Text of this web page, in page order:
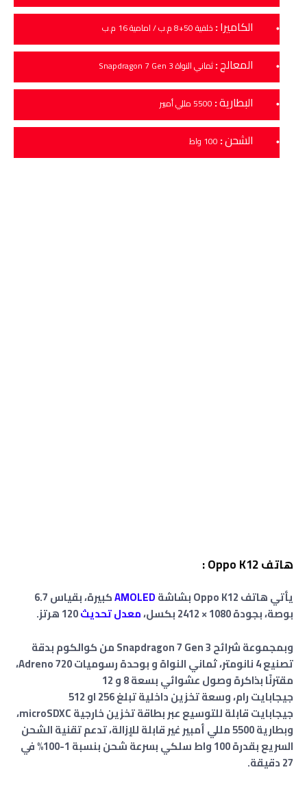
الكاميرا: خلفية 50+8 م.ب / امامية 16 م.ب
المعالج:ثماني النواة Snapdragon 7 Gen 3
البطارية: 5500 مللي أمبير
الشحن: 100 واط
هاتف Oppo K12 :
يأتي هاتف Oppo K12 بشاشة AMOLED
كبيرة، بقياس 6.7
بوصة، بجودة 1080 × 2412 بكسل،
معدل تحديث
وبمجموعة شرائح Snapdragon 7 Gen 3 من كوالكوم بدقة
تصنيع 4 نانومتر، ثماني النواة و بوحدة رسوميات Adreno 720،
مقترنًا بذاكرة وصول عشوائي بسعة 8 و 12
جيجابايترام،وسعة تخزين داخلية تبلغ
256 او 512
جيجابايت
قابلة للتوسيع عبر بطاقة تخزين خارجية microSDXC،
وبطارية 5500 مللي أمبير غير قابلة للإزالة، تدعم تقنية الشحن
السريع بقدرة 100 واط سلكي بسرعة شحن بنسبة 1-100% في
27 دقيقة.